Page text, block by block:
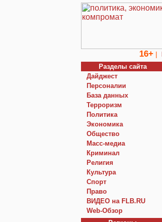
16+ |
Разделы сайта
Дайджест
Персоналии
База данных
Терроризм
Политика
Экономика
Общество
Macc-медиа
Криминал
Религия
Культура
Спорт
Право
ВИДЕО на FLB.RU
Web-Обзор